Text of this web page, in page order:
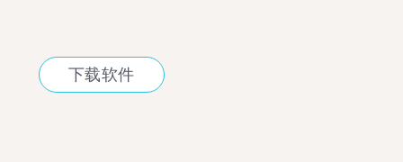
下载软件